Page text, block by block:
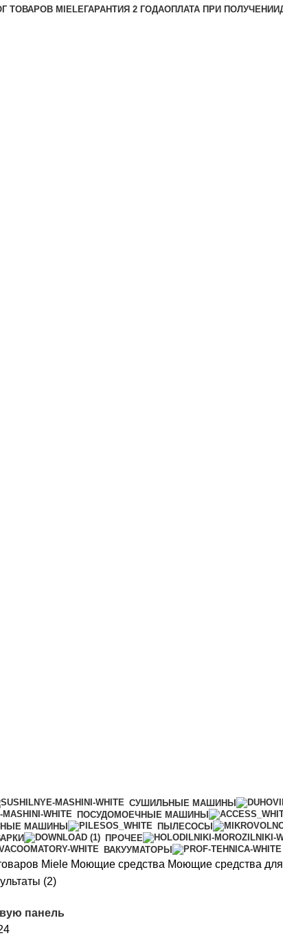
ТОВАРОВ MIELEГАРАНТИЯ 2 ГОДАОПЛАТА ПРИ ПОЛУЧЕНИИ
СУШИЛЬНЫЕ МАШИНЫ
ПОСУДОМОЕЧНЫЕ МАШИНЫ
МАШИНЫ ПЫЛЕСОСЫ
ПРОЧЕЕ
ВАКУУМАТОРЫ
Miele Моющие средства Моющие средства
(2)Цены:
возрастанию
панель